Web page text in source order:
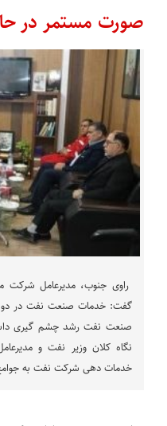
صورت مستمر در
راوی جنوب، مدیرعامل شرکت
گفت: خدمات صنعت نفت در دولت
صنعت نفت رشد چشم گیری
نگاه کلان وزیر نفت و
خدمات دهی شرکت نفت به جوامع